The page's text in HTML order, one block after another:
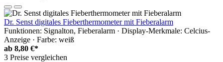
Dr. Senst digitales Fieberthermometer mit Fieberalarm
Funktionen: Signalton, Fieberalarm · Display-Merkmale: Celcius-
Anzeige · Farbe: weiß
ab 8,80 €*
3 Preise vergleichen